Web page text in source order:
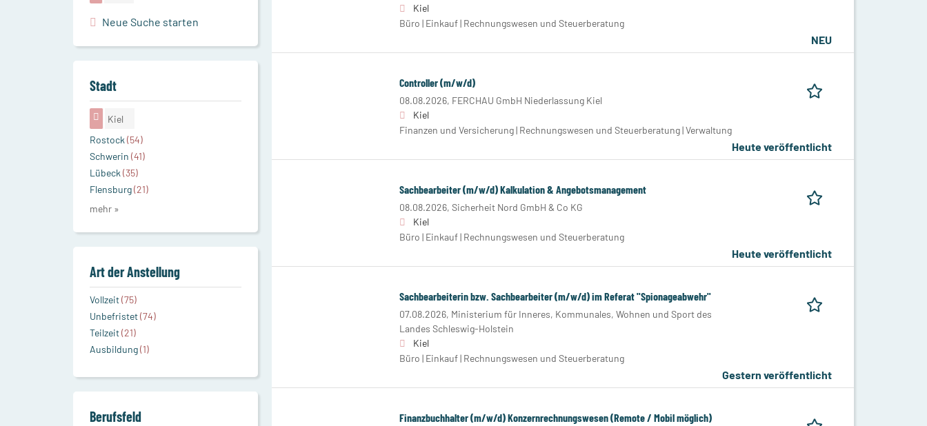
Kiel
Büro | Einkauf | Rechnungswesen und Steuerberatung
NEU
Controller (m/w/d)
08.08.2026, FERCHAU GmbH Niederlassung Kiel
Kiel
Finanzen und Versicherung | Rechnungswesen und Steuerberatung | Verwaltung
Heute veröffentlicht
Sachbearbeiter (m/w/d) Kalkulation & Angebotsmanagement
08.08.2026, Sicherheit Nord GmbH & Co KG
Kiel
Büro | Einkauf | Rechnungswesen und Steuerberatung
Heute veröffentlicht
Sachbearbeiterin bzw. Sachbearbeiter (m/w/d) im Referat "Spionageabwehr"
07.08.2026, Ministerium für Inneres, Kommunales, Wohnen und Sport des
Landes Schleswig-Holstein
Kiel
Büro | Einkauf | Rechnungswesen und Steuerberatung
Gestern veröffentlicht
Finanzbuchhalter (m/w/d) Konzernrechnungswesen (Remote / Mobil möglich)
Neue Suche starten
Stadt
Kiel
Rostock(54)
Schwerin (41)
Lübeck(35)
Flensburg(21)
mehr »
Art der Anstellung
Vollzeit(75)
Unbefristet(74)
Teilzeit(21)
Ausbildung(1)
Berufsfeld